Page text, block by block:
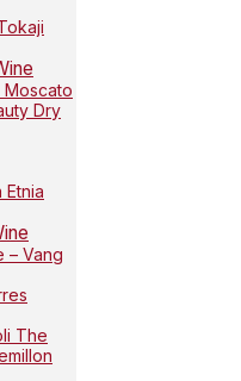
Moscato
Dry
Etnia
– Vang
The